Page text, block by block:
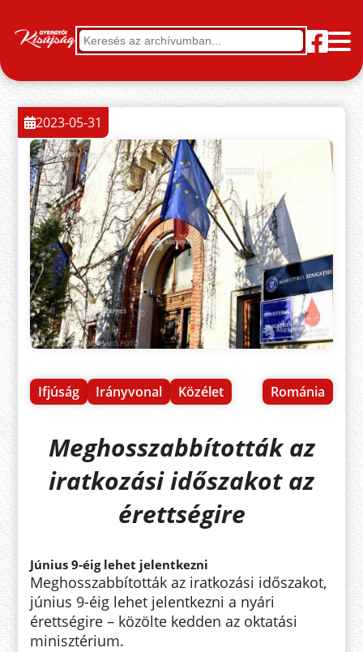
Ifjúság Irányvonal Közélet Románia
2023-05-31
Meghosszabbították az
iratkozási időszakot az
érettségire
Június 9-éig lehet jelentkezni
Meghosszabbították az iratkozási időszakot,
június 9-éig lehet jelentkezni a nyári
érettségire – közölte kedden az oktatási
minisztérium.